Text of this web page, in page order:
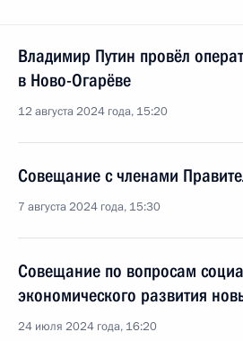
Владимир Путин провёл
в Ново-Огарёве
12 августа 2024 года, 15:20
Совещание с членами
7 августа 2024 года, 15:30
Совещание по вопросам
экономического развития
24 июля 2024 года, 16:20